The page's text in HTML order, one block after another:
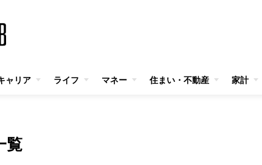
ャリア ライフ マネー 住まい・不動産 家計
覧